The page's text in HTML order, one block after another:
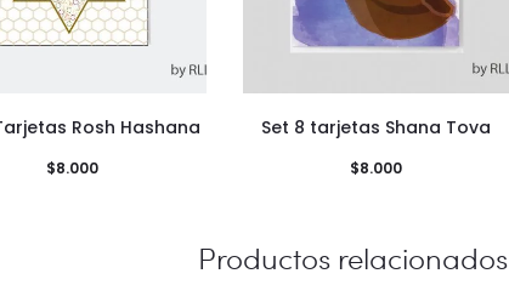
Rosh Hashana
$8.000
Set 8 tarjetas Shana Tova
$8.000
Productos relacionados